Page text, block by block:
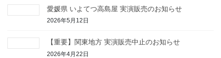
愛媛県 いよてつ高島屋 実演販売のお知らせ
2026年5月12日
【重要】関東地方 実演販売中止のお知らせ
2026年4月22日